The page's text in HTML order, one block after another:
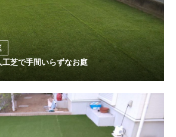
芝で手間いらずなお庭